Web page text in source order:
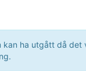
kan ha utgått då det